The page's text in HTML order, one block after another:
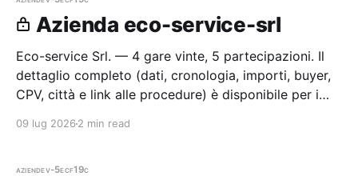
Azienda eco-service-srl
Eco-service Srl. — 4 gare vinte, 5 partecipazioni. Il
dettaglio completo (dati, cronologia, importi, buyer,
CPV, città e link alle procedure) è disponibile per i
09 lug 2026 2 min read
aziendev-5ecf19c